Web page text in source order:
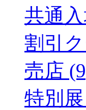
共通
割引
売店
特別